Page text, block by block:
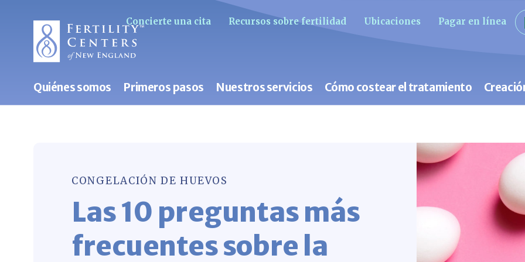
Concierte una cita Recursos sobre fertilidad Ubicaciones Pagar en línea
Quiénes somos Primeros pasos Nuestros servicios Cómo costear el tratamiento
CONGELACIÓN DE HUEVOS
Las 10 preguntas más
frecuentes sobre la